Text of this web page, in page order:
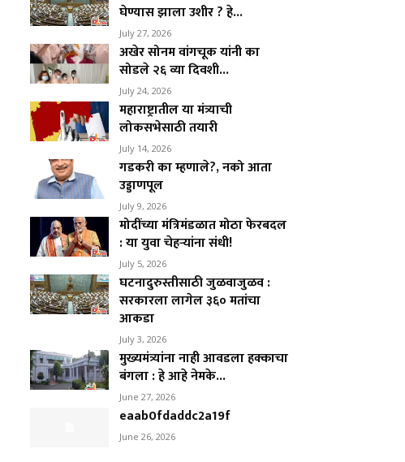
घेण्यास झाला उशीर ? हे...
July 27, 2026
अखेर सोनम वांगचूक यांनी का
सोडले २६ व्या दिवशी...
July 24, 2026
महाराष्ट्रातील या मंत्र्याची
लोकसभेसाठी तयारी
July 14, 2026
गडकरी का म्हणाले?, नको आता
उड्डाणपूल
July 9, 2026
मोदींच्या मंत्रिमंडळात मोठा फेरबदल
: या युवा चेहऱ्यांना संधी!
July 5, 2026
घटनादुरुस्तीसाठी जुळवाजुळव :
सरकारला लागेल ३६० मतांचा
आकडा
July 3, 2026
मुख्यमंत्र्यांना नाही आवडला हक्काचा
बंगला : हे आहे नेमके...
June 27, 2026
eaab0fdaddc2a19f
June 26, 2026